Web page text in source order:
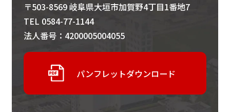
〒503-8569 岐阜県大垣市加賀野4丁目1番地7
TEL 0584-77-1144
法人番号：4200005004055
パンフレットダウンロード